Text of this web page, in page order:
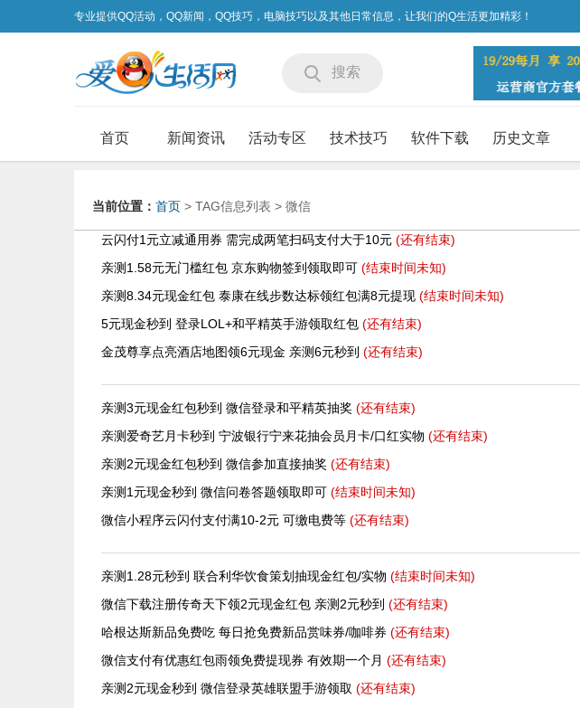
专业提供QQ活动，QQ新闻，QQ技巧，电脑技巧以及其他日常信息，让我们的Q生活更加精彩！
搜索
首页 新闻资讯 活动专区 技术技巧 软件下载 历史文章
当前位置： 首页 > TAG信息列表 > 微信
云闪付1元立减通用券 需完成两笔扫码支付大于10元 (还有结束)
亲测1.58元无门槛红包 京东购物签到领取即可 (结束时间未知)
亲测8.34元现金红包 泰康在线步数达标领红包满8元提现 (结束时间未知)
5元现金秒到 登录LOL+和平精英手游领取红包 (还有结束)
金茂尊享点亮酒店地图领6元现金 亲测6元秒到 (还有结束)
亲测3元现金红包秒到 微信登录和平精英抽奖 (还有结束)
亲测爱奇艺月卡秒到 宁波银行宁来花抽会员月卡/口红实物 (还有结束)
亲测2元现金红包秒到 微信参加直接抽奖 (还有结束)
亲测1元现金秒到 微信问卷答题领取即可 (结束时间未知)
微信小程序云闪付支付满10-2元 可缴电费等 (还有结束)
亲测1.28元秒到 联合利华饮食策划抽现金红包/实物 (结束时间未知)
微信下载注册传奇天下领2元现金红包 亲测2元秒到 (还有结束)
哈根达斯新品免费吃 每日抢免费新品赏味券/咖啡券 (还有结束)
微信支付有优惠红包雨领免费提现券 有效期一个月 (还有结束)
亲测2元现金秒到 微信登录英雄联盟手游领取 (还有结束)